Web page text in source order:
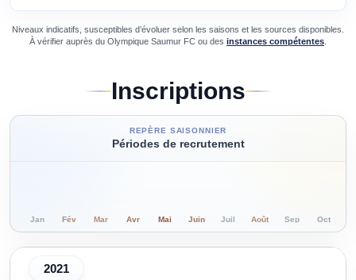
Niveaux indicatifs, susceptibles d’évoluer selon les saisons et les sources disponibles.
À vérifier auprès du Olympique Saumur FC ou des instances compétentes
Inscriptions
REPÈRE SAISONNIER
Périodes de recrutement
Jan Fév Mar Avr Mai Juin Juil Août Sep Oct
2021